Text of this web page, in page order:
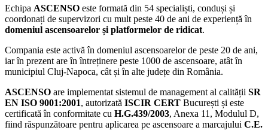
Echipa ASCENSO este formată din 54 specialiști, conduși și
coordonați de supervizori cu mult peste 40 de ani de experiență în
domeniul ascensoarelor și platformelor de ridicat.
Compania este activă în domeniul ascensoarelor de peste 20 de ani,
iar în prezent are în întreținere peste 1000 de ascensoare, atât în
municipiul Cluj-Napoca, cât și în alte județe din România.
ASCENSO are implementat sistemul de management al calității SR
EN ISO 9001:2001, autorizată ISCIR CERT București și este
certificată în conformitate cu H.G.439/2003, Anexa 11, Modulul D,
fiind răspunzătoare pentru aplicarea pe ascensoare a marcajului C.E.